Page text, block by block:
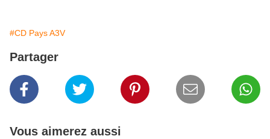
#CD Pays A3V
Partager
Vous aimerez aussi